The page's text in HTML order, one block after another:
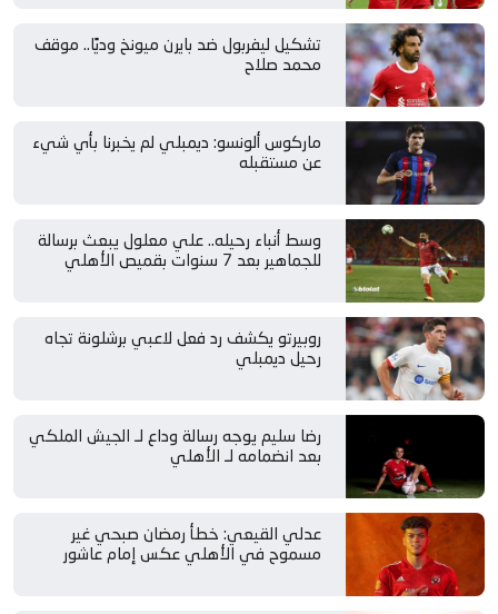
تشكيل ليفربول ضد بايرن ميونخ وديًا.. موقف
محمد صلاح
ماركوس ألونسو: ديمبلي لم يخبرنا بأي شيء
عن مستقبله
وسط أنباء رحيله.. علي معلول يبعث برسالة
للجماهير بعد 7 سنوات بقميص الأهلي
روبيرتو يكشف رد فعل لاعبي برشلونة تجاه
رحيل ديمبلي
رضا سليم يوجه رسالة وداع لـ الجيش الملكي
بعد انضمامه لـ الأهلي
عدلي القيعي: خطأ رمضان صبحي غير
مسموح في الأهلي عكس إمام عاشور